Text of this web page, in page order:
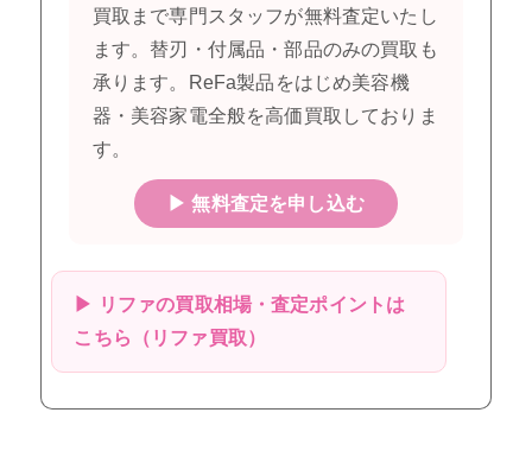
買取まで専門スタッフが無料査定いたし
ます。替刃・付属品・部品のみの買取も
承ります。ReFa製品をはじめ美容機
器・美容家電全般を高価買取しておりま
す。
▶ 無料査定を申し込む
▶ リファの買取相場・査定ポイントは
こちら（リファ買取）